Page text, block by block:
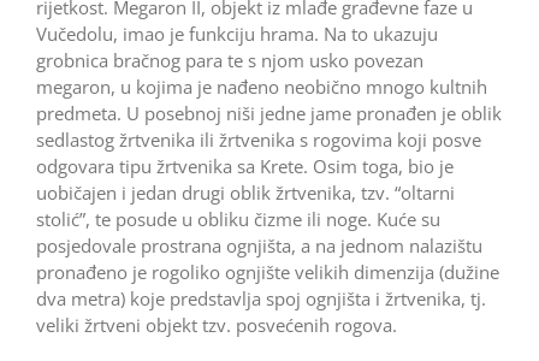
rijetkost. Megaron II, objekt iz mlađe građevne faze u
Vučedolu, imao je funkciju hrama. Na to ukazuju
grobnica bračnog para te s njom usko povezan
megaron, u kojima je nađeno neobično mnogo kultnih
predmeta. U posebnoj niši jedne jame pronađen je oblik
sedlastog žrtvenika ili žrtvenika s rogovima koji posve
odgovara tipu žrtvenika sa Krete. Osim toga, bio je
uobičajen i jedan drugi oblik žrtvenika, tzv. “oltarni
stolić”, te posude u obliku čizme ili noge. Kuće su
posjedovale prostrana ognjišta, a na jednom nalazištu
pronađeno je rogoliko ognjište velikih dimenzija (dužine
dva metra) koje predstavlja spoj ognjišta i žrtvenika, tj.
veliki žrtveni objekt tzv. posvećenih rogova.